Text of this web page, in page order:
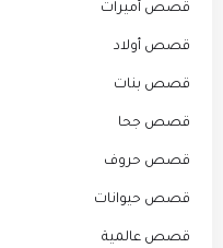
قصص أميرات
قصص أولاد
قصص بنات
قصص جحا
قصص حروف
قصص حيوانات
قصص عالمية